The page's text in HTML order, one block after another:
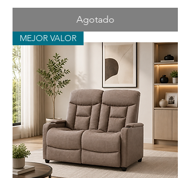
Agotado
MEJOR VALOR